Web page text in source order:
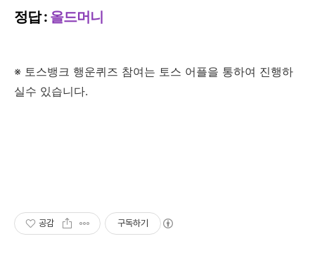
정답 : 올드머니
※ 토스뱅크 행운퀴즈 참여는 토스 어플을 통하여 진행하
실수 있습니다.
공감 구독하기